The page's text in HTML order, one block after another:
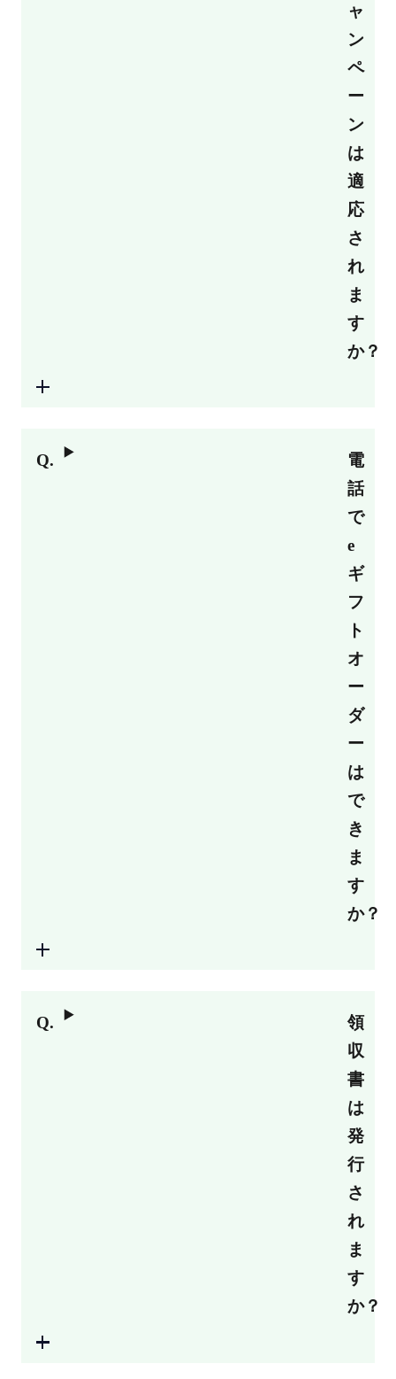
ャ
ン
ペ
ー
ン
は
適
応
さ
れ
ま
す
か？
電
話
で
e
ギ
フ
ト
オ
ー
ダ
ー
は
で
き
ま
す
か？
領
収
書
は
発
行
さ
れ
ま
す
か？